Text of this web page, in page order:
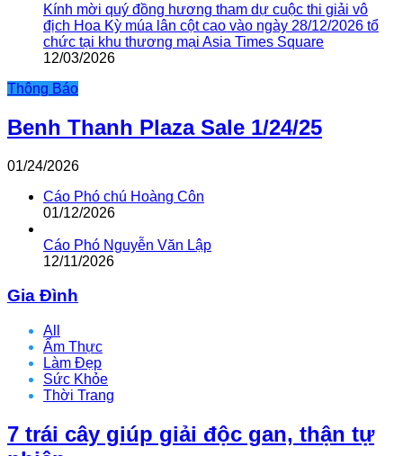
Kính mời quý đồng hương tham dự cuộc thi giải vô
địch Hoa Kỳ múa lân cột cao vào ngày 28/12/2026 tổ
chức tại khu thương mại Asia Times Square
12/03/2026
Thông Báo
Benh Thanh Plaza Sale 1/24/25
01/24/2026
Cáo Phó chú Hoàng Côn
01/12/2026
Cáo Phó Nguyễn Văn Lập
12/11/2026
Gia Đình
All
Ẩm Thực
Làm Đẹp
Sức Khỏe
Thời Trang
7 trái cây giúp giải độc gan, thận tự